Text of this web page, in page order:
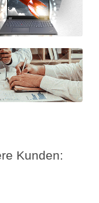
Kunden: